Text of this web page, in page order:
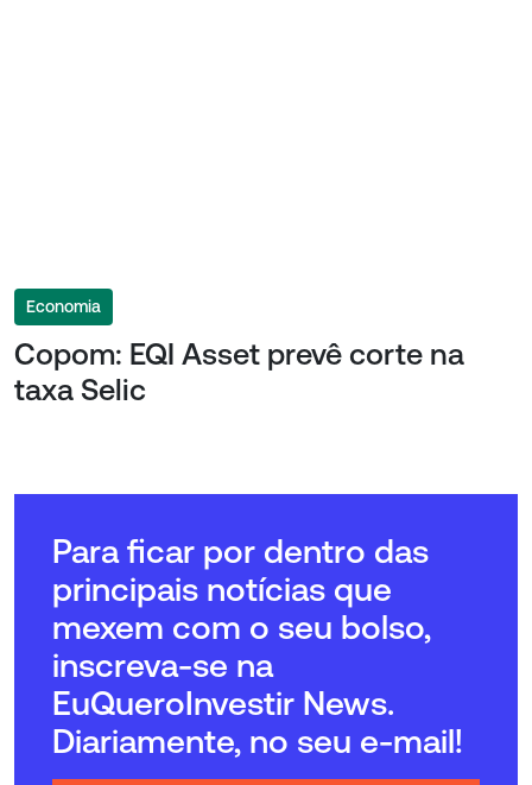
Economia
Copom: EQI Asset prevê corte na
taxa Selic
Para ficar por dentro das
principais notícias que
mexem com o seu bolso,
inscreva-se na
EuQueroInvestir News.
Diariamente, no seu e-mail!